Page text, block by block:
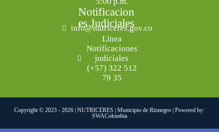
Notificacion
es Judiciales
info@nutriceres.gov.co
Línea
Notificaciones
judiciales
(+57) 322 512
79 35
Copyright © 2023 - 2026 | NUTRICERES | Municipio de Rionegro | Powered by:
SWAColombia